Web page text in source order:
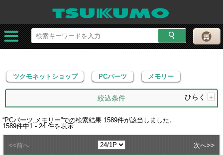
ツクモネットショップ PCパーツ
ツクモネットショップ PCパーツ メモリー
絞込条件 ひらく +
“PCパーツ,メモリー”での検索結果 1589件が該当しました。
1589件中1 - 24 件を表示
<<前へ 次へ>>